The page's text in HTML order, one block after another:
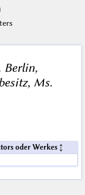
Berlin,
Ms.
oder Werkes